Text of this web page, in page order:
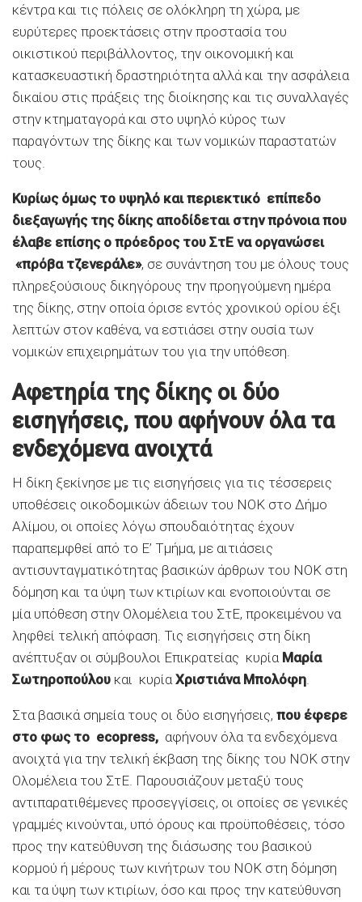
κέντρα και τις πόλεις σε ολόκληρη τη χώρα, με
ευρύτερες προεκτάσεις στην προστασία του
οικιστικού περιβάλλοντος, την οικονομική και
κατασκευαστική δραστηριότητα αλλά και την ασφάλεια
δικαίου στις πράξεις της διοίκησης και τις συναλλαγές
στην κτηματαγορά και στο υψηλό κύρος των
παραγόντων της δίκης και των νομικών παραστατών
τους.
Κυρίως όμως το υψηλό και περιεκτικό επίπεδο
διεξαγωγής της δίκης αποδίδεται στην πρόνοια που
έλαβε επίσης ο πρόεδρος του ΣτΕ να οργανώσει
«πρόβα τζενεράλε», σε συνάντηση του με όλους τους
πληρεξούσιους δικηγόρους την προηγούμενη ημέρα
της δίκης, στην οποία όρισε εντός χρονικού ορίου έξι
λεπτών στον καθένα, να εστιάσει στην ουσία των
νομικών επιχειρημάτων του για την υπόθεση.
Αφετηρία της δίκης οι δύο
εισηγήσεις, που αφήνουν όλα τα
ενδεχόμενα ανοιχτά
Η δίκη ξεκίνησε με τις εισηγήσεις για τις τέσσερεις
υποθέσεις οικοδομικών άδειων του ΝΟΚ στο Δήμο
Αλίμου, οι οποίες λόγω σπουδαιότητας έχουν
παραπεμφθεί από το Ε’ Τμήμα, με αιτιάσεις
αντισυνταγματικότητας βασικών άρθρων του ΝΟΚ στη
δόμηση και τα ύψη των κτιρίων και ενοποιούνται σε
μία υπόθεση στην Ολομέλεια του ΣτΕ, προκειμένου να
ληφθεί τελική απόφαση. Τις εισηγήσεις στη δίκη
ανέπτυξαν οι σύμβουλοι Επικρατείας κυρία Μαρία
Σωτηροπούλου και κυρία Χριστιάνα Μπολόφη
Στα βασικά σημεία τους οι δύο εισηγήσεις, που έφερε
στο φως το ecopress, αφήνουν όλα τα ενδεχόμενα
ανοιχτά για την τελική έκβαση της δίκης του ΝΟΚ στην
Ολομέλεια του ΣτΕ. Παρουσιάζουν μεταξύ τους
αντιπαρατιθέμενες προσεγγίσεις, οι οποίες σε γενικές
γραμμές κινούνται, υπό όρους και προϋποθέσεις, τόσο
προς την κατεύθυνση της διάσωσης του βασικού
κορμού ή μέρους των κινήτρων του ΝΟΚ στη δόμηση
και τα ύψη των κτιρίων, όσο και προς την κατεύθυνση